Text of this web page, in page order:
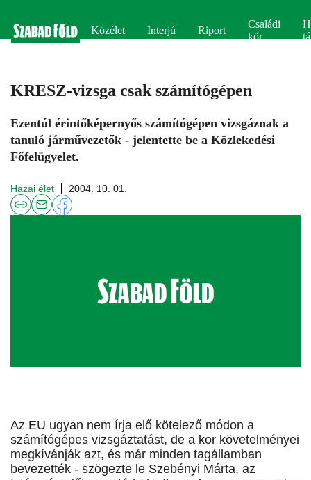
Közélet Interjú Riport
Családi
kör
KRESZ-vizsga csak számítógépen
Ezentúl érintőképernyős számítógépen vizsgáznak a
tanuló járművezetők - jelentette be a Közlekedési
Főfelügyelet.
Hazai élet 2004. 10. 01.
Az EU ugyan nem írja elő kötelező módon a
számítógépes vizsgáztatást, de a kor követelményei
megkívánják azt, és már minden tagállamban
bevezették - szögezte le Szebényi Márta, az